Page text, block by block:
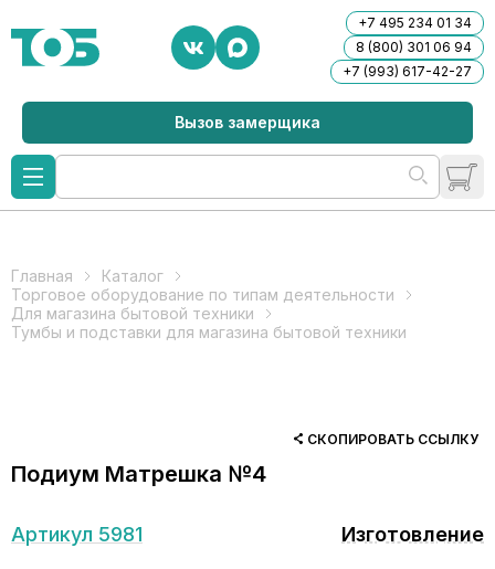
+7 495 234 01 34
8 (800) 301 06 94
+7 (993) 617-42-27
Вызов замерщика
Главная
Каталог
Торговое оборудование по типам деятельности
Для магазина бытовой техники
Тумбы и подставки для магазина бытовой техники
СКОПИРОВАТЬ ССЫЛКУ
Подиум Матрешка №4
Артикул 5981 Изготовление